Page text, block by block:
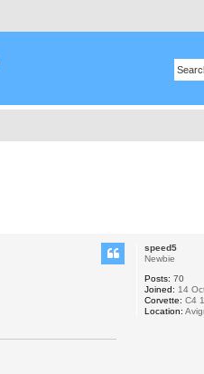
speed5
Newbie
Posts: 70
Joined: 14
Corvette: C4
Location: